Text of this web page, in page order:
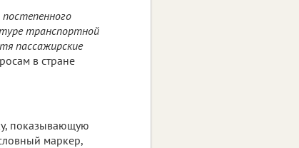
транспортной
пассажирские
в стране
показывающую
маркер,